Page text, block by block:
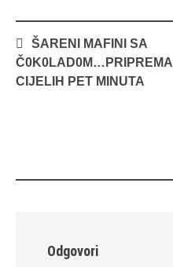
Navigacija
objava
ŠARENI MAFINI SA
Č0K0LAD0M…PRIPREMA
CIJELIH PET MINUTA
Odgovori